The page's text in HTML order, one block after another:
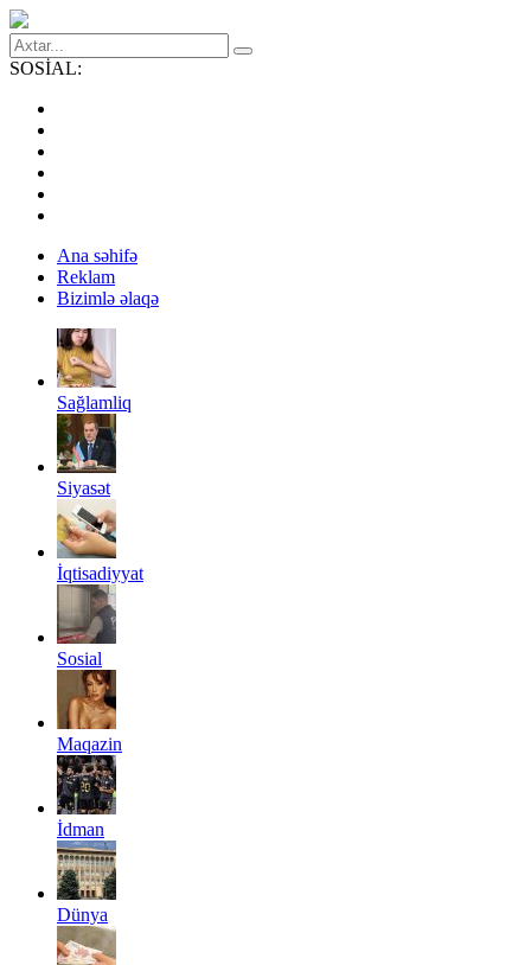
SOSİAL:
Ana səhifə
Reklam
Bizimlə əlaqə
Sağlamliq
Siyasət
İqtisadiyyat
Sosial
Maqazin
İdman
Dünya